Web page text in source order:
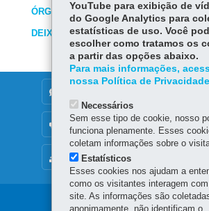
ÓRGÃO RESPONSÁVEL
DEIXE SUA OPINIÃO
MAPA DO SITE
OUVIDORIA
YouTube para exibição de
do Google Analytics para
estatísticas de uso. Você
escolher como tratamos os
a partir das opções abaixo.
Para mais informações,
nossa Política de
Necessários
Sem esse tipo de cookie, nosso
funciona plenamente. Esses
coletam informações sobre o
Estatísticos
Esses cookies nos ajudam a
como os visitantes interagem
site. As informações são
anonimamente, não identificam o